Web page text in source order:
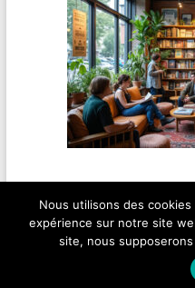
Visiter une librairie engagée
Copyright ©
Nous utilisons des
expérience sur notre site
site, nous